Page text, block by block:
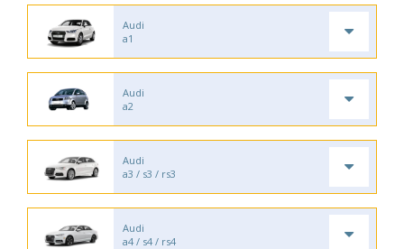
Audi
a1
Audi
a2
Audi
a3 / s3 / rs3
Audi
a4 / s4 / rs4